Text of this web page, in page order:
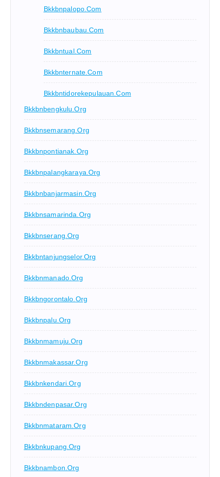
Bkkbnpalopo.com
Bkkbnbaubau.com
Bkkbntual.com
Bkkbnternate.com
Bkkbntidorekepulauan.com
Bkkbnbengkulu.org
Bkkbnsemarang.org
Bkkbnpontianak.org
Bkkbnpalangkaraya.org
Bkkbnbanjarmasin.org
Bkkbnsamarinda.org
Bkkbnserang.org
Bkkbntanjungselor.org
Bkkbnmanado.org
Bkkbngorontalo.org
Bkkbnpalu.org
Bkkbnmamuju.org
Bkkbnmakassar.org
Bkkbnkendari.org
Bkkbndenpasar.org
Bkkbnmataram.org
Bkkbnkupang.org
Bkkbnambon.org